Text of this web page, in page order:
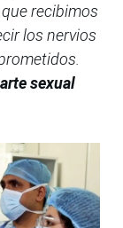
recibimos
los nervios
sexual